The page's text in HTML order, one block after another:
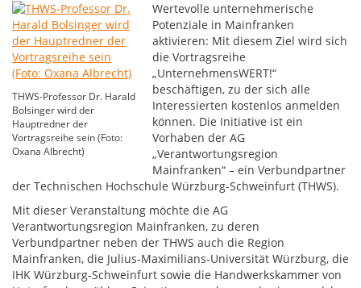
THWS-Professor Dr. Harald
Bolsinger wird der
Hauptredner der
Vortragsreihe sein (Foto:
Oxana Albrecht)
Wertevolle unternehmerische
Potenziale in Mainfranken
aktivieren: Mit diesem Ziel wird sich
die Vortragsreihe
„UnternehmensWERT!“
beschäftigen, zu der sich alle
Interessierten kostenlos anmelden
können. Die Initiative ist ein
Vorhaben der AG
„Verantwortungsregion
Mainfranken“ – ein Verbundpartner
der Technischen Hochschule Würzburg-Schweinfurt (THWS).
Mit dieser Veranstaltung möchte die AG
Verantwortungsregion Mainfranken, zu deren
Verbundpartner neben der THWS auch die Region
Mainfranken, die Julius-Maximilians-Universität Würzburg, die
IHK Würzburg-Schweinfurt sowie die Handwerkskammer von